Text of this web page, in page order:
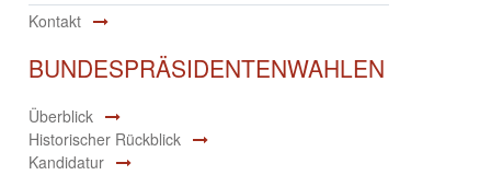
Kontakt
BUNDESPRÄSIDENTENWAHLEN
Überblick
Historischer Rückblick
Kandidatur